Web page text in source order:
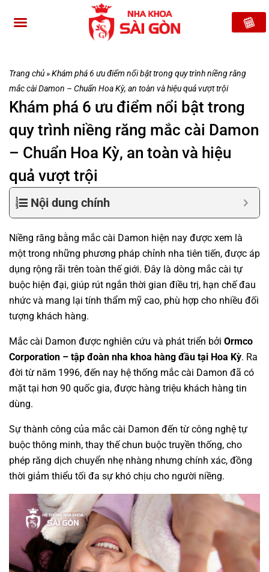
Trang chủ»Khám phá 6 ưu điểm nổi bật trong quy trình niềng răng
mắc cài Damon – Chuẩn Hoa Kỳ, an toàn và hiệu quả vượt trội
Khám phá 6 ưu điểm nổi bật trong
quy trình niềng răng mắc cài Damon
– Chuẩn Hoa Kỳ, an toàn và hiệu
quả vượt trội
Nội dung chính
Niềng răng bằng mắc cài Damon hiện nay được xem là
một trong những phương pháp chỉnh nha tiên tiến, được áp
dụng rộng rãi trên toàn thế giới. Đây là dòng mắc cài tự
buộc hiện đại, giúp rút ngắn thời gian điều trị, hạn chế đau
nhức và mang lại tính thẩm mỹ cao, phù hợp cho nhiều đối
tượng khách hàng.
Mắc cài Damon được nghiên cứu và phát triển bởi Ormco
Corporation – tập đoàn nha khoa hàng đầu tại Hoa Kỳ. Ra
đời từ năm 1996, đến nay hệ thống mắc cài Damon đã có
mặt tại hơn 90 quốc gia, được hàng triệu khách hàng tin
dùng.
Sự thành công của mắc cài Damon đến từ công nghệ tự
buộc thông minh, thay thế chun buộc truyền thống, cho
phép răng dịch chuyển nhẹ nhàng nhưng chính xác, đồng
thời giảm thiểu tối đa sự khó chịu cho người niềng.